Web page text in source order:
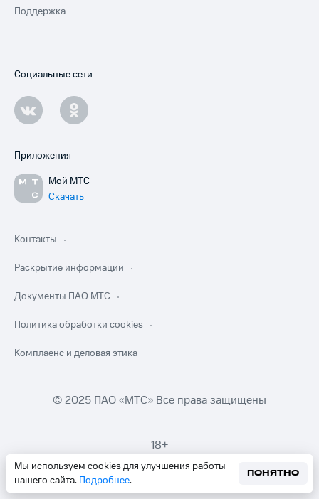
Мы используем cookies для улучшения работы
нашего сайта. Подробнее.
ПОНЯТНО
Поддержка
Социальные сети
Приложения
Мой МТС
Скачать
Контакты
Раскрытие информации
Документы ПАО МТС
Политика обработки cookies
Комплаенс и деловая этика
© 2025 ПАО «МТС» Все права защищены
18+